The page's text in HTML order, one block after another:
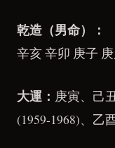
乾造（男命）：
辛亥 辛卯 庚子
大運： 庚寅、己
(1959-1968)、乙